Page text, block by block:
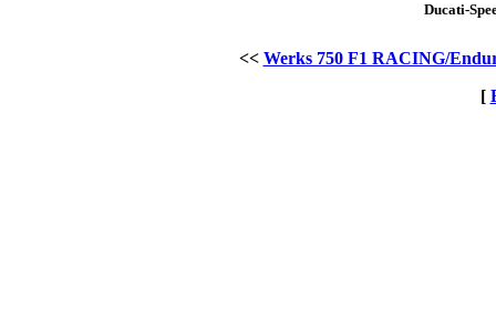
Ducati-
<< Werks 750 F1 RACING/
[